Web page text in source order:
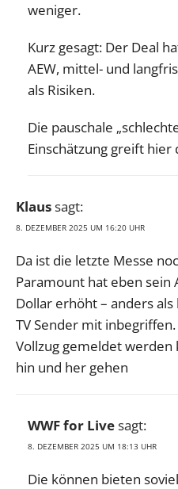
weniger.
Kurz gesagt: Der Deal
AEW, mittel- und
als Risiken.
Die pauschale
Einschätzung greift hier
Klaussagt:
8. DEZEMBER 2025 UM 16:20 UHR
Da ist die letzte Messe
Paramount hat eben sein
Dollar erhöht – anders
TV Sender mit
Vollzug gemeldet werden
hin und her gehen
WWF for Livesagt:
8. DEZEMBER 2025 UM 18:13 UHR
Die können bieten